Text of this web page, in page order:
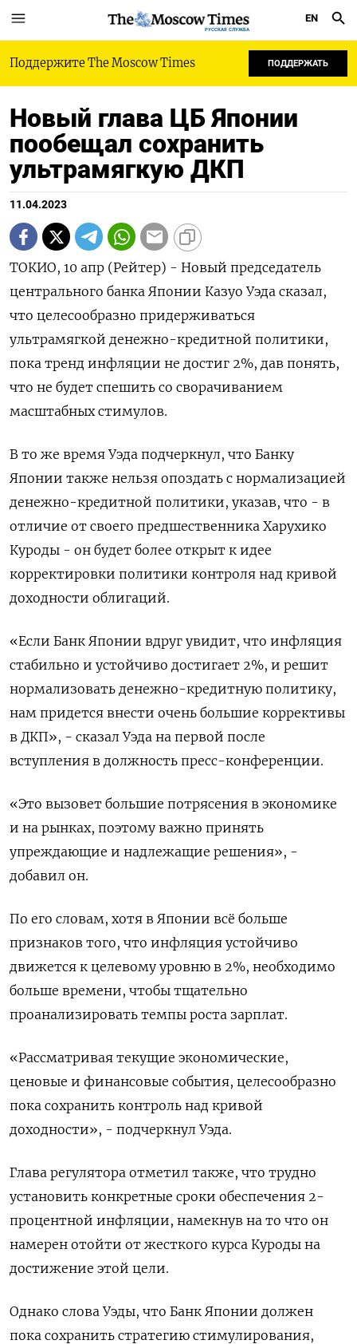
РУССКАЯ СЛУЖБА
EN
Поддержите The Moscow Times ПОДДЕРЖАТЬ
Новый глава ЦБ Японии
пообещал сохранить
ультрамягкую ДКП
11.04.2023
ТОКИО, 10 апр (Рейтер) - Новый председатель
центрального банка Японии Казуо Уэда сказал,
что целесообразно придерживаться
ультрамягкой денежно-кредитной политики,
пока тренд инфляции не достиг 2%, дав понять,
что не будет спешить со сворачиванием
масштабных стимулов.
В то же время Уэда подчеркнул, что Банку
Японии также нельзя опоздать с нормализацией
денежно-кредитной политики, указав, что - в
отличие от своего предшественника Харухико
Куроды - он будет более открыт к идее
корректировки политики контроля над кривой
доходности облигаций.
«Если Банк Японии вдруг увидит, что инфляция
стабильно и устойчиво достигает 2%, и решит
нормализовать денежно-кредитную политику,
нам придется внести очень большие коррективы
в ДКП», - сказал Уэда на первой после
вступления в должность пресс-конференции.
«Это вызовет большие потрясения в экономике
и на рынках, поэтому важно принять
упреждающие и надлежащие решения», -
добавил он.
По его словам, хотя в Японии всё больше
признаков того, что инфляция устойчиво
движется к целевому уровню в 2%, необходимо
больше времени, чтобы тщательно
проанализировать темпы роста зарплат.
«Рассматривая текущие экономические,
ценовые и финансовые события, целесообразно
пока сохранить контроль над кривой
доходности», - подчеркнул Уэда.
Глава регулятора отметил также, что трудно
установить конкретные сроки обеспечения 2-
процентной инфляции, намекнув на то что он
намерен отойти от жесткого курса Куроды на
достижение этой цели.
Однако слова Уэды, что Банк Японии должен
пока сохранить стратегию стимулирования,